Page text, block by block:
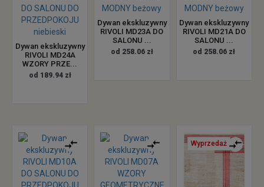
Dywan ekskluzywny
RIVOLI MD24A
WZORY PRZE...
od 189.94 zł
Dywan ekskluzywny
RIVOLI MD23A DO
SALONU ...
od 258.06 zł
Dywan ekskluzywny
RIVOLI MD21A DO
SALONU ...
od 258.06 zł
Wyprzedaż